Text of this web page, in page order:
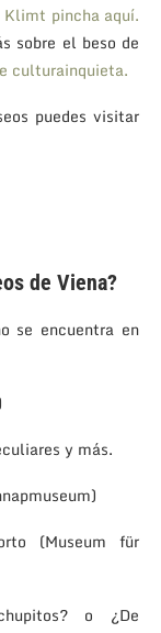
Klimt pincha aquí.
sobre el beso de
culturainquieta.
puedes visitar
de Viena?
se encuentra en
y más.
(Museum für
o ¿De